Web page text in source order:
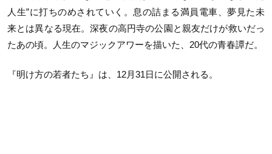
人生”に打ちのめされていく。息の詰まる満員電車、夢見た未
来とは異なる現在。深夜の高円寺の公園と親友だけが救いだっ
たあの頃。人生のマジックアワーを描いた、20代の青春譚だ。
『明け方の若者たち』は、12月31日に公開される。